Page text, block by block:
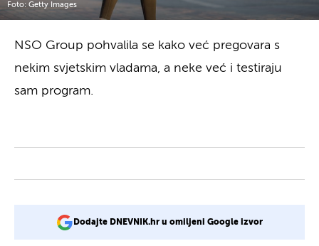
Foto: Getty Images
NSO Group pohvalila se kako već pregovara s
nekim svjetskim vladama, a neke već i testiraju
sam program.
Dodajte DNEVNIK.hr u omiljeni Google izvor